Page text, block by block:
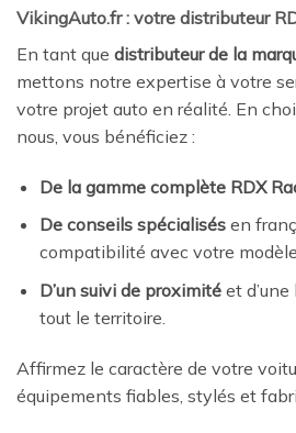
VikingAuto.fr : votre distributeur
En tant que distributeur de la
mettons notre expertise à votre
votre projet auto en réalité. En
nous, vous bénéficiez :
De la gamme complète RDX
De conseils spécialisésen
compatibilité avec votre
D’un suivi de proximitéet
tout le territoire.
Affirmez le caractère de votre
équipements fiables, stylés et